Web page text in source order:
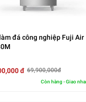
hay nước ép.
bảo vệ sinh an toàn
đá công nghiệp Fuji Air
đ 69,900,000đ
Còn hàng - Giao